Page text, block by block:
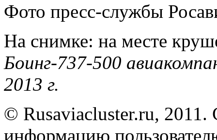
Фото пресс-службы
На снимке: на месте
Боинг-737-500
2013 г.
© Rusaviacluster.ru, 2011.
информацию